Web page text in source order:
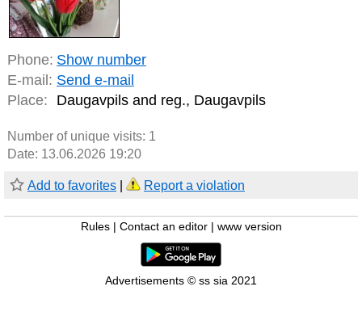
Phone: Show number
E-mail: Send e-mail
Place:
Daugavpils and reg., Daugavpils
Number of unique visits: 1
Date: 13.06.2026 19:20
Add to favorites Report a violation
Rules Contact an editor www version
Advertisements © ss sia 2021